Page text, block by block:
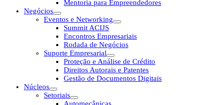
Mentoria para Empreendedores
Negócios
Eventos e Networking
Summit ACIJS
Encontros Empresariais
Rodada de Negócios
Suporte Empresarial
Proteção e Análise de Crédito
Direitos Autorais e Patentes
Gestão de Documentos Digitais
Núcleos
Setoriais